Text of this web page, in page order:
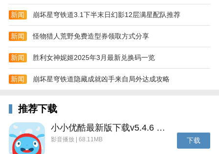
新闻 崩坏星穹铁道3.1下半末日幻影12层满星配队推荐
新闻 怪物猎人荒野免费造型券领取方式分享
新闻 胜利女神妮姬2025年3月最新兑换码一览
新闻 崩坏星穹铁道隐藏成就凶手来自局外达成攻略
推荐下载
小小优酷最新版下载v5.4.6 安卓官方版
影音播放 | 68.11MB 下载